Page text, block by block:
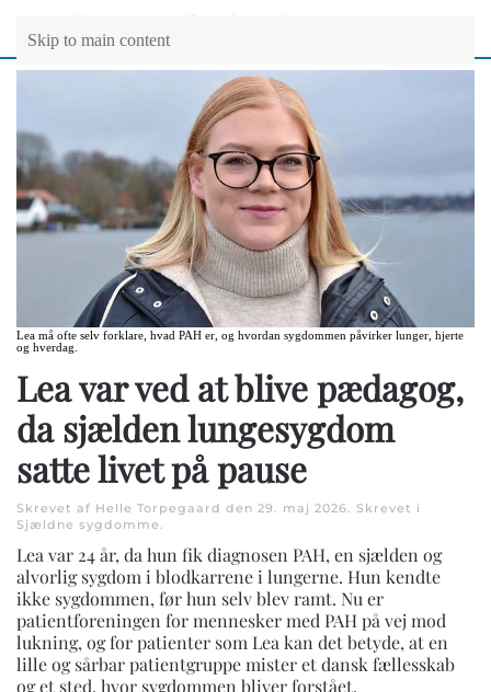
Skip to main content
Lea må ofte selv forklare, hvad PAH er, og hvordan sygdommen påvirker lunger, hjerte
og hverdag.
Lea var ved at blive pædagog,
da sjælden lungesygdom
satte livet på pause
Skrevet af Helle Torpegaard den 29. maj 2026. Skrevet i
Sjældne sygdomme.
Lea var 24 år, da hun fik diagnosen PAH, en sjælden og
alvorlig sygdom i blodkarrene i lungerne. Hun kendte
ikke sygdommen, før hun selv blev ramt. Nu er
patientforeningen for mennesker med PAH på vej mod
lukning, og for patienter som Lea kan det betyde, at en
lille og sårbar patientgruppe mister et dansk fællesskab
og et sted, hvor sygdommen bliver forstået.